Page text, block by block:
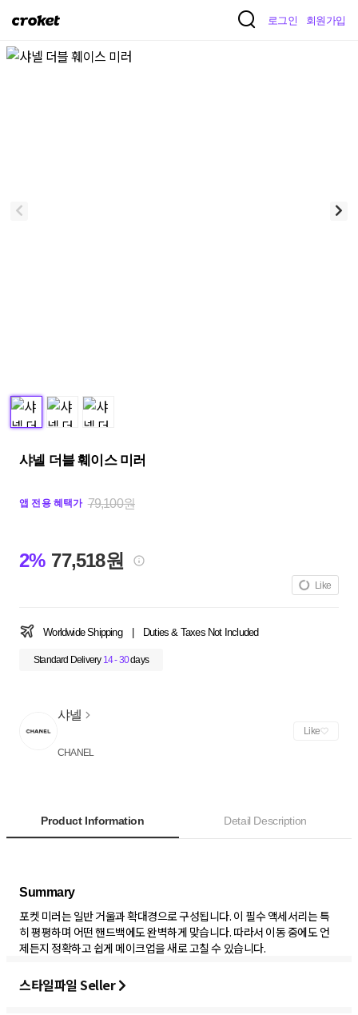
크
켓
로그인 회원가입
샤넬 더블 훼이스 미러
앱 전용 혜택가 79,100원
2% 77,518원
Like
Worldwide Shipping Duties & Taxes Not Included
Standard Delivery 14 - 30days
샤넬
CHANEL
Like
Product Information Detail Description
Summary
포켓 미러는 일반 거울과 확대경으로 구성됩니다. 이 필수 액세서리는 특
히 평평하며 어떤 핸드백에도 완벽하게 맞습니다. 따라서 이동 중에도 언
제든지 정확하고 쉽게 메이크업을 새로 고칠 수 있습니다.
스타일파일 Seller